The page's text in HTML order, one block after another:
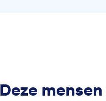
Deze